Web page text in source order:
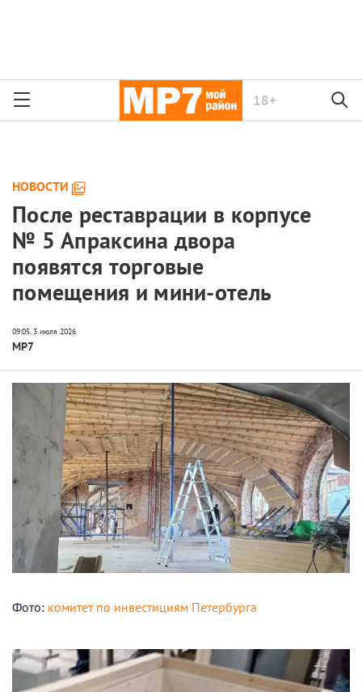
18+
НОВОСТИ
После реставрации в корпусе
№ 5 Апраксина двора
появятся торговые
помещения и мини-отель
МР7
Фото: комитет по инвестициям Петербурга